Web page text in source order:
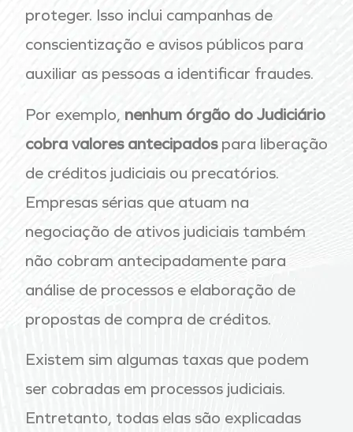
proteger. Isso inclui campanhas de
conscientização e avisos públicos para
auxiliar as pessoas a identificar fraudes.
Por exemplo, nenhum órgão do Judiciário
cobra valores antecipadospara liberação
de créditos judiciais ou precatórios.
Empresas sérias que atuam na
negociação de ativos judiciais também
não cobram antecipadamente para
análise de processos e elaboração de
propostas de compra de créditos.
Existem sim algumas taxas que podem
ser cobradas em processos judiciais.
Entretanto, todas elas são explicadas